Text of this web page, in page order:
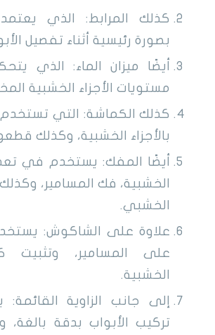
كذلك المرابط: الذي يعتمد
بصورة رئيسية أثناء تفصيل
أيضًا ميزان الماء: الذي
مستويات الأجزاء الخشبية
كذلك الكماشة: التي
بالأجزاء الخشبية، وكذلك
أيضًا المفك: يستخدم في
الخشبية، فك المسامير،
الخشبي.
علاوة على الشاكوش:
على المسامير، وتثبيت
الخشبية.
إلى جانب الزاوية
تركيب الأبواب بدقة